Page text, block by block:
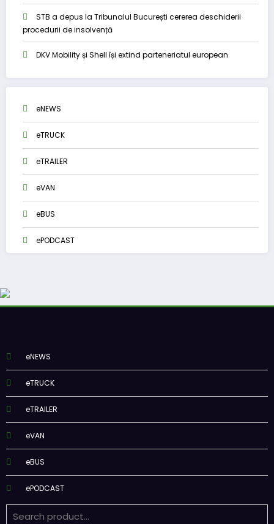
STB a depus la Tribunalul București cererea deschiderii
procedurii de insolvență
DKV Mobility și Shell își extind parteneriatul european
eNEWS
eTRUCK
eTRAILER
eVAN
eBUS
ePODCAST
eNEWS
eTRUCK
eTRAILER
eVAN
eBUS
ePODCAST